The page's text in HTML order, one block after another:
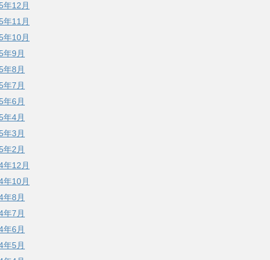
年12月
年11月
年10月
年9月
年8月
年7月
年6月
年4月
年3月
年2月
年12月
年10月
年8月
年7月
年6月
年5月